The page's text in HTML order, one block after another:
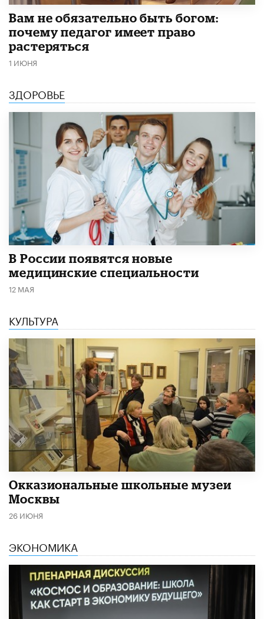
​Вам не обязательно быть богом:
почему педагог имеет право
растеряться
1 ИЮНЯ
ЗДОРОВЬЕ
В России появятся новые
медицинские специальности
12 МАЯ
КУЛЬТУРА
​Окказиональные школьные музеи
Москвы
26 ИЮНЯ
ЭКОНОМИКА